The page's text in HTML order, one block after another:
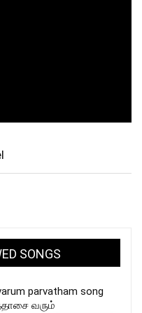
SONGS
parvatham song
வரும்